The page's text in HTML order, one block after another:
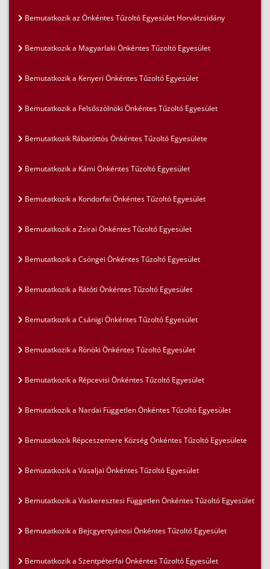
Bemutatkozik az Önkéntes Tűzoltó Egyesület Horvátzsidány
Bemutatkozik a Magyarlaki Önkéntes Tűzoltó Egyesület
Bemutatkozik a Kenyeri Önkéntes Tűzoltó Egyesület
Bemutatkozik a Felsőszölnöki Önkéntes Tűzoltó Egyesület
Bemutatkozik Rábatöttös Önkéntes Tűzoltó Egyesülete
Bemutatkozik a Kámi Önkéntes Tűzoltó Egyesület
Bemutatkozik a Kondorfai Önkéntes Tűzoltó Egyesület
Bemutatkozik a Zsirai Önkéntes Tűzoltó Egyesület
Bemutatkozik a Csöngei Önkéntes Tűzoltó Egyesület
Bemutatkozik a Rátóti Önkéntes Tűzoltó Egyesület
Bemutatkozik a Csánigi Önkéntes Tűzoltó Egyesület
Bemutatkozik a Rönöki Önkéntes Tűzoltó Egyesület
Bemutatkozik a Répcevisi Önkéntes Tűzoltó Egyesület
Bemutatkozik a Nardai Független Önkéntes Tűzoltó Egyesület
Bemutatkozik Répceszemere Község Önkéntes Tűzoltó Egyesülete
Bemutatkozik a Vasaljai Önkéntes Tűzoltó Egyesület
Bemutatkozik a Vaskeresztesi Független Önkéntes Tűzoltó Egyesület
Bemutatkozik a Bejcgyertyánosi Önkéntes Tűzoltó Egyesület
Bemutatkozik a Szentpéterfai Önkéntes Tűzoltó Egyesület